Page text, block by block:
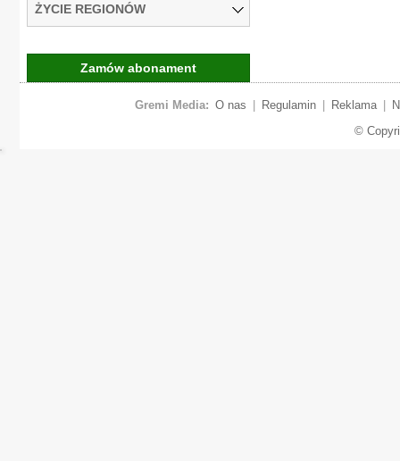
ŻYCIE REGIONÓW
Zamów abonament
Gremi Media: O nas Regulamin Reklama
©